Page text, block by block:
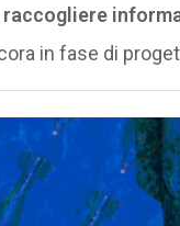
in fase di